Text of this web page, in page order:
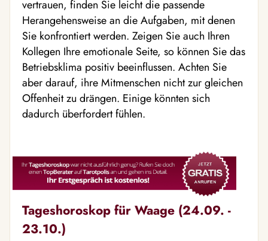
vertrauen, finden Sie leicht die passende
Herangehensweise an die Aufgaben, mit denen
Sie konfrontiert werden. Zeigen Sie auch Ihren
Kollegen Ihre emotionale Seite, so können Sie das
Betriebsklima positiv beeinflussen. Achten Sie
aber darauf, ihre Mitmenschen nicht zur gleichen
Offenheit zu drängen. Einige könnten sich
dadurch überfordert fühlen.
Tageshoroskop für Waage (24.09. -
23.10.)